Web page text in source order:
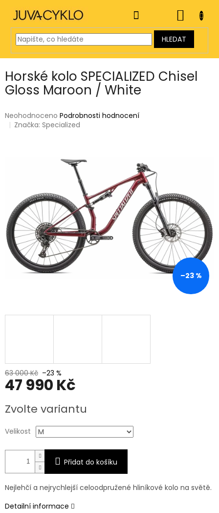
obsah
HLEDAT
KOŠÍK
Horské kolo SPECIALIZED Chisel
Gloss Maroon / White
Průměrné
hodnocení
Neohodnoceno Podrobnosti hodnocení
Značka:Specialized
–23 %
63 000 Kč –23 %
47 990 Kč
cena:
Zvolte variantu
Velikost
Přidat do košíku
Nejlehčí a nejrychlejší celoodpružené hliníkové kolo na světě.
Detailní informace